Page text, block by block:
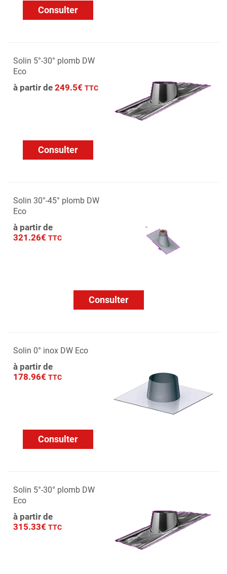
Consulter
Solin 5°-30° plomb DW
Eco
à partir de 249.5€ TTC
Consulter
Solin 30°-45° plomb DW
Eco
à partir de
321.26€ TTC
Consulter
Solin 0° inox DW Eco
à partir de
178.96€ TTC
Consulter
Solin 5°-30° plomb DW
Eco
à partir de
315.33€ TTC